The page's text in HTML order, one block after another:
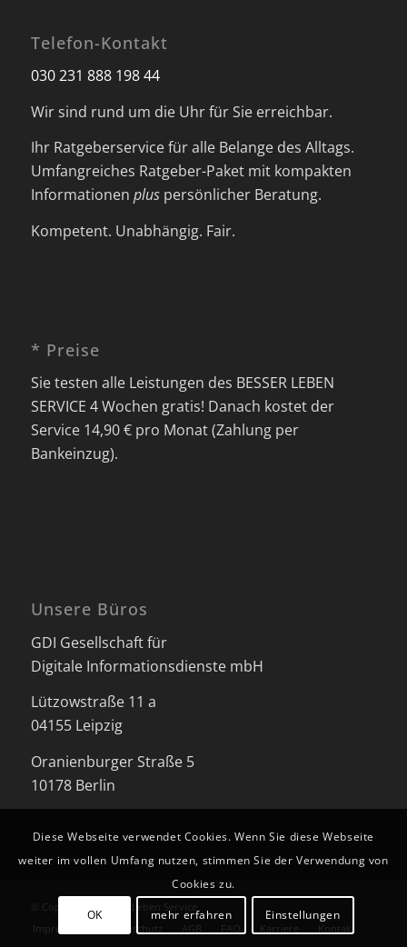
Telefon-Kontakt
030 231 888 198 44
Wir sind rund um die Uhr für Sie erreichbar.
Ihr Ratgeberservice für alle Belange des Alltags.
Umfangreiches Ratgeber-Paket mit kompakten
Informationen pluspersönlicher Beratung.
Kompetent. Unabhängig. Fair.
* Preise
Sie testen alle Leistungen des BESSER LEBEN
SERVICE 4 Wochen gratis! Danach kostet der
Service 14,90 € pro Monat (Zahlung per
Bankeinzug).
Unsere Büros
GDI Gesellschaft für
Digitale Informationsdienste mbH
Lützowstraße 11 a
04155 Leipzig
Oranienburger Straße 5
10178 Berlin
© Copyright - Besser Leben Service
Impressum
Datenschutz AGB FAQ Karriere Kontakt
Diese Webseite verwendet Cookies. Wenn Sie diese Webseite
weiter im vollen Umfang nutzen, stimmen Sie der Verwendung von
Cookies zu.
OK mehr erfahren Einstellungen